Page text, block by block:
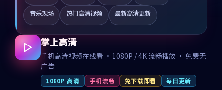
音乐现场 热门高清视频 最新高清更新
掌上高清
手机高清视频在线看 · 1080P / 4K 流畅播放 · 免费无
广告
1080P 高清 手机流畅 免下载即看 每日更新